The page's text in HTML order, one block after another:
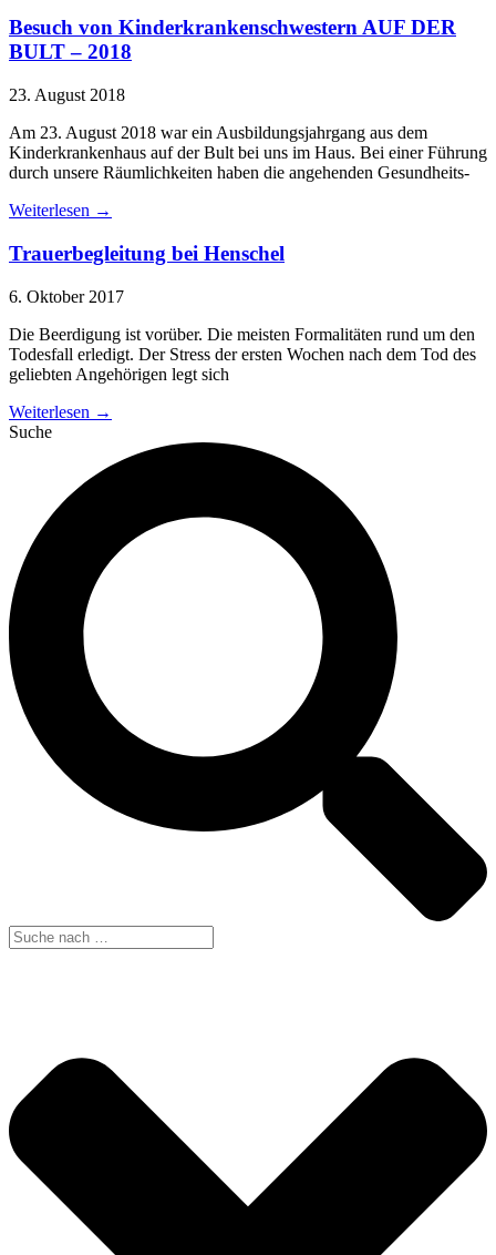
Besuch von Kinderkrankenschwestern AUF DER
BULT – 2018
23. August 2018
Am 23. August 2018 war ein Ausbildungsjahrgang aus dem
Kinderkrankenhaus auf der Bult bei uns im Haus. Bei einer Führung
durch unsere Räumlichkeiten haben die angehenden Gesundheits-
Weiterlesen →
Trauerbegleitung bei Henschel
6. Oktober 2017
Die Beerdigung ist vorüber. Die meisten Formalitäten rund um den
Todesfall erledigt. Der Stress der ersten Wochen nach dem Tod des
geliebten Angehörigen legt sich
Weiterlesen →
Suche